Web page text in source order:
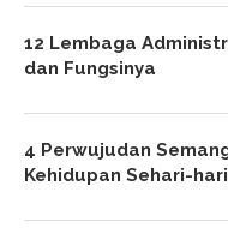
12 Lembaga
dan Fungsinya
4 Perwujudan
Kehidupan Sehari-hari